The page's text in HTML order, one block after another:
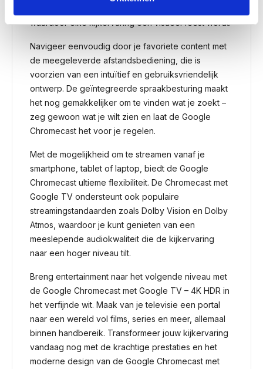
waardoor elke kijkervaring een visueel feest wordt.
Navigeer eenvoudig door je favoriete content met
de meegeleverde afstandsbediening, die is
voorzien van een intuïtief en gebruiksvriendelijk
ontwerp. De geïntegreerde spraakbesturing maakt
het nog gemakkelijker om te vinden wat je zoekt –
zeg gewoon wat je wilt zien en laat de Google
Chromecast het voor je regelen.
Met de mogelijkheid om te streamen vanaf je
smartphone, tablet of laptop, biedt de Google
Chromecast ultieme flexibiliteit. De Chromecast met
Google TV ondersteunt ook populaire
streamingstandaarden zoals Dolby Vision en Dolby
Atmos, waardoor je kunt genieten van een
meeslepende audiokwaliteit die de kijkervaring
naar een hoger niveau tilt.
Breng entertainment naar het volgende niveau met
de Google Chromecast met Google TV – 4K HDR in
het verfijnde wit. Maak van je televisie een portal
naar een wereld vol films, series en meer, allemaal
binnen handbereik. Transformeer jouw kijkervaring
vandaag nog met de krachtige prestaties en het
moderne design van de Google Chromecast met